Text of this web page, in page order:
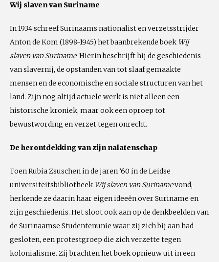
Wij slaven van Suriname
In 1934 schreef Surinaams nationalist en verzetsstrijder
Anton de Kom (1898-1945) het baanbrekende boek Wij
slaven van Suriname. Hierin beschrijft hij de geschiedenis
van slavernij, de opstanden van tot slaaf gemaakte
mensen en de economische en sociale structuren van het
land. Zijn nog altijd actuele werk is niet alleen een
historische kroniek, maar ook een oproep tot
bewustwording en verzet tegen onrecht.
De herontdekking van zijn nalatenschap
Toen Rubia Zsuschen in de jaren ’60 in de Leidse
universiteitsbibliotheek Wij slaven van Surinamevond,
herkende ze daarin haar eigen ideeën over Suriname en
zijn geschiedenis. Het sloot ook aan op de denkbeelden van
de Surinaamse Studentenunie waar zij zich bij aan had
gesloten, een protestgroep die zich verzette tegen
kolonialisme. Zij brachten het boek opnieuw uit in een